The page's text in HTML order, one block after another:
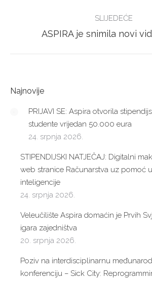
SLIJEDEĆE
Next
ASPIRA je snimila novi
Najnovije
PRIJAVI SE: Aspira otvorila
studente vrijedan 50.000 eura
24. srpnja 2026.
STIPENDIJSKI NATJEČAJ: Digitalni
web stranice Računarstva uz pomoć
inteligencije
24. srpnja 2026.
Veleučilište Aspira domaćin je Prvih
igara zajedništva
20. srpnja 2026.
Poziv na interdisciplinarnu
konferenciju – Sick City: